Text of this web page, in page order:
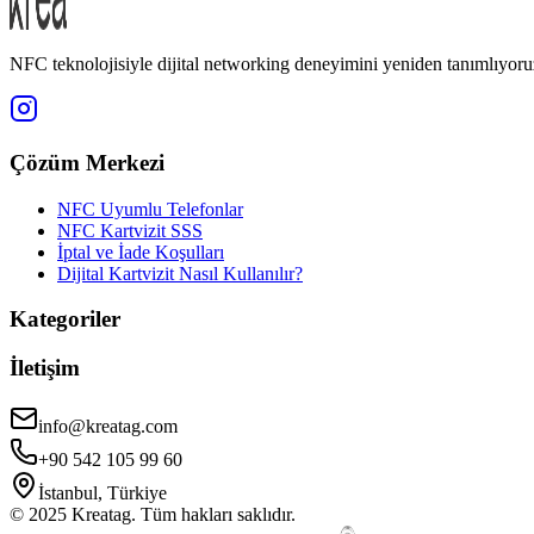
NFC teknolojisiyle dijital networking deneyimini yeniden
Çözüm Merkezi
NFC Uyumlu Telefonlar
NFC Kartvizit SSS
İptal ve İade Koşulları
Dijital Kartvizit Nasıl Kullanılır?
Kategoriler
İletişim
info@kreatag.com
+90 542 105 99 60
İstanbul, Türkiye
© 2025 Kreatag. Tüm hakları saklıdır.